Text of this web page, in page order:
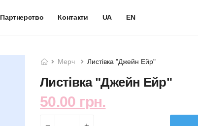
Партнерство Контакти UA EN
Мерч Листівка "Джейн Ейр"
Листівка "Джейн Ейр"
50.00 грн.